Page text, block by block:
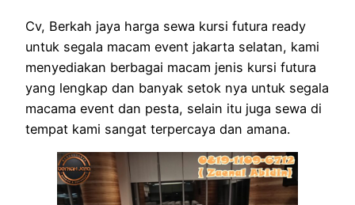
Cv, Berkah jaya harga sewa kursi futura ready
untuk segala macam event jakarta selatan, kami
menyediakan berbagai macam jenis kursi futura
yang lengkap dan banyak setok nya untuk segala
macama event dan pesta, selain itu juga sewa di
tempat kami sangat terpercaya dan amana.